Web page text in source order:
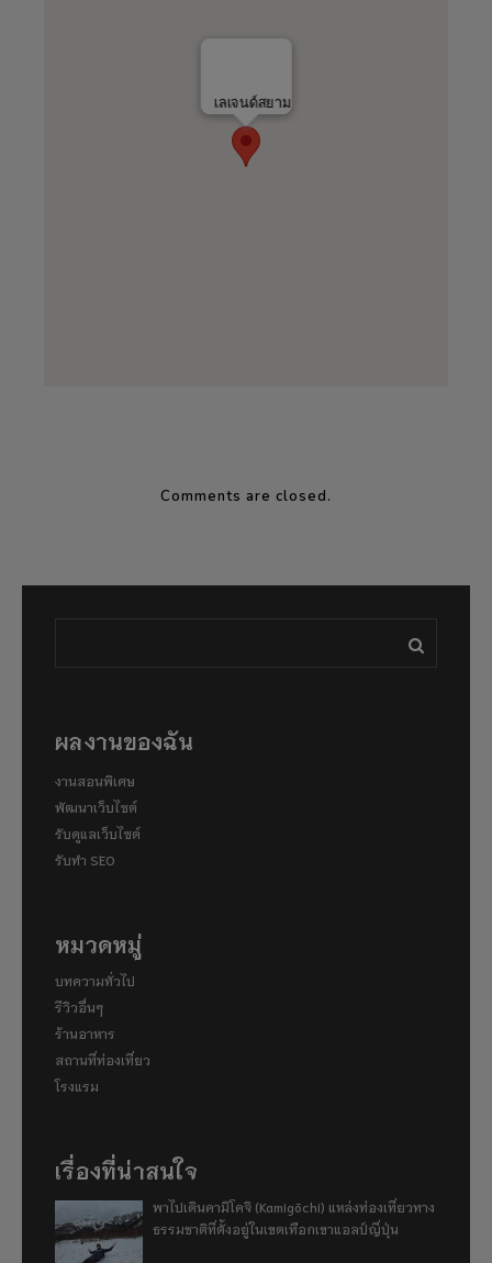
เลเจนด์สยาม
Comments are closed.
ผลงานของฉัน
งานสอนพิเศษ
พัฒนาเว็บไซต์
รับดูแลเว็บไซต์
รับทำ SEO
หมวดหมู่
บทความทั่วไป
รีวิวอื่นๆ
ร้านอาหาร
สถานที่ท่องเที่ยว
โรงแรม
เรื่องที่น่าสนใจ
พาไปเดินคามิโคจิ (Kamigōchi) แหล่งท่องเที่ยวทาง
ธรรมชาติที่ตั้งอยู่ในเขตเทือกเขาแอลป์ญี่ปุ่น